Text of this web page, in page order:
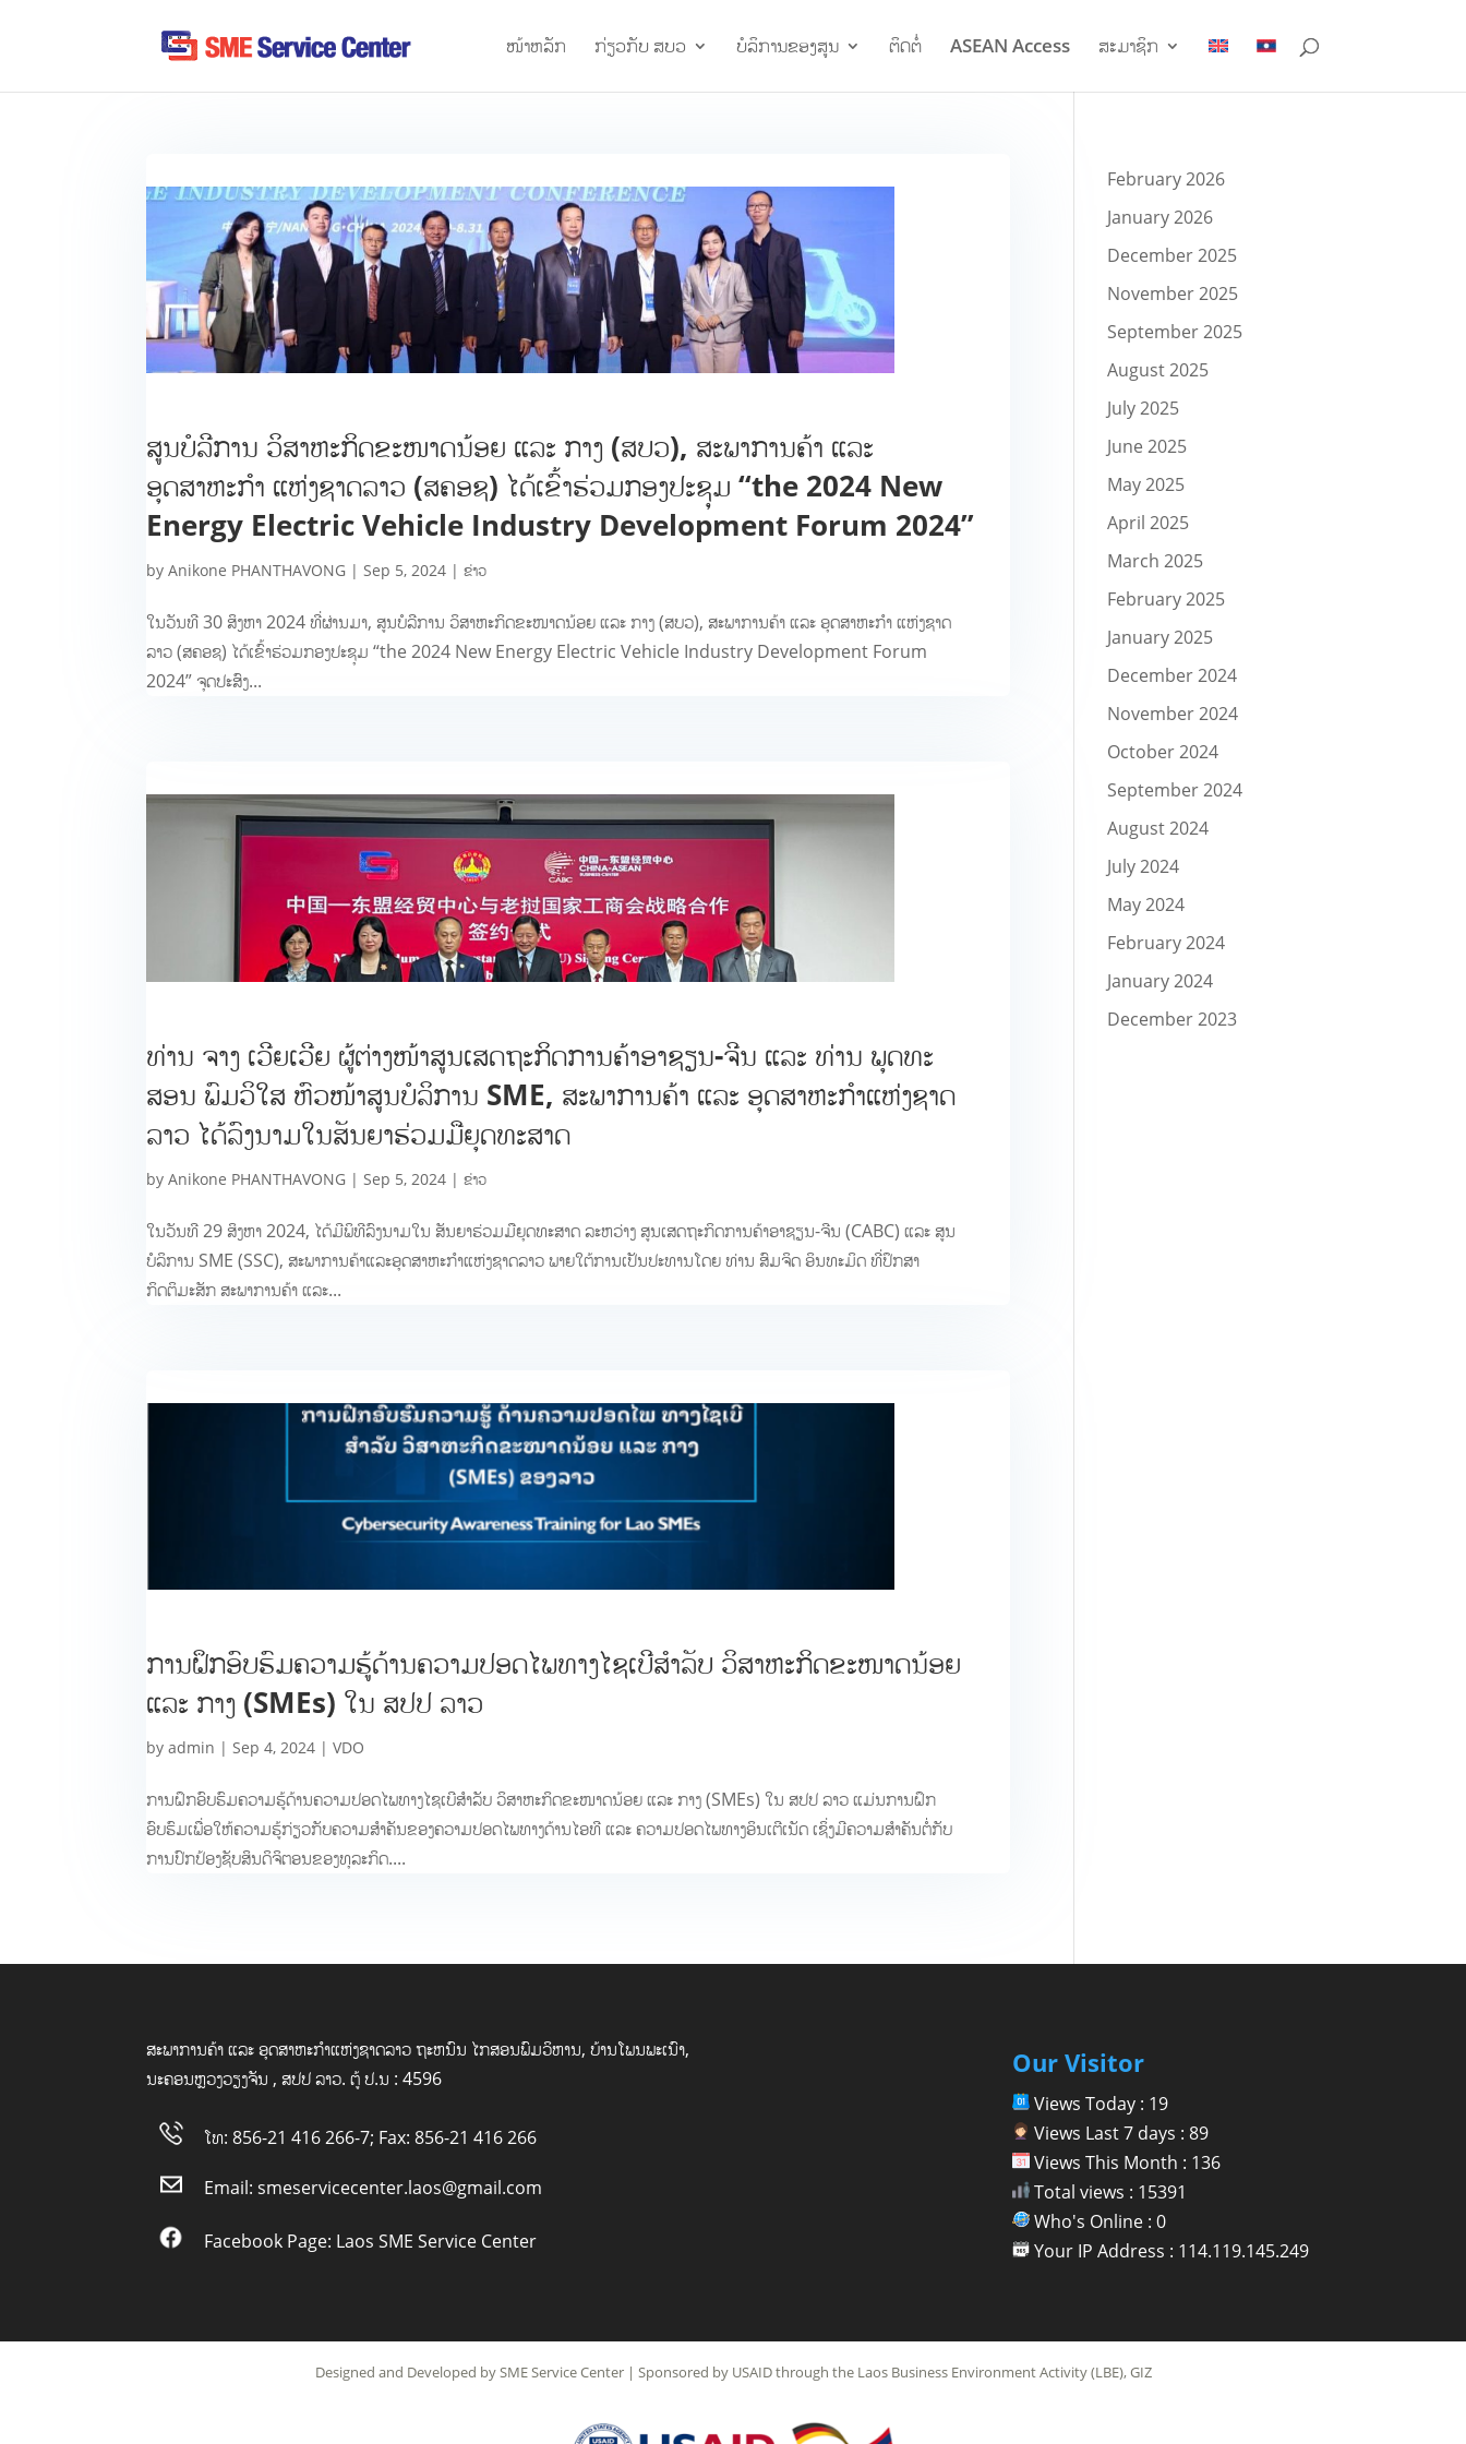
ໜ້າຫລັກ ກ່ຽວກັບ ສບວ ບໍລິການຂອງສູນ ຕິດຕໍ່ ASEAN Access ສະມາຊິກ
ສູນບໍລີການ ວິສາຫະກິດຂະໜາດນ້ອຍ ແລະ ກາງ (ສບວ), ສະພາການຄ້າ ແລະ
ອຸດສາຫະກຳ ແຫ່ງຊາດລາວ (ສຄອຊ) ໄດ້ເຂົ້າຮ່ວມກອງປະຊຸມ “the 2024 New
Energy Electric Vehicle Industry Development Forum 2024”
byAnikone PHANTHAVONG |Sep 5, 2024 |ຂ່າວ
ໃນວັນທີ 30 ສິງຫາ 2024 ທີ່ຜ່ານມາ, ສູນບໍລີການ ວິສາຫະກິດຂະໜາດນ້ອຍ ແລະ ກາງ (ສບວ), ສະພາການຄ້າ ແລະ ອຸດສາຫະກຳ ແຫ່ງຊາດ
ລາວ (ສຄອຊ) ໄດ້ເຂົ້າຮ່ວມກອງປະຊຸມ “the 2024 New Energy Electric Vehicle Industry Development Forum
2024” ຈຸດປະສົງ...
ທ່ານ ຈາງ ເວີຍເວີຍ ຜູ້ຕ່າງໜ້າສູນເສດຖະກິດການຄ້າອາຊຽນ-ຈີນ ແລະ ທ່ານ ພຸດທະ
ສອນ ພົມວິໃສ ຫົວໜ້າສູນບໍລິການ SME, ສະພາການຄ້າ ແລະ ອຸດສາຫະກຳແຫ່ງຊາດ
ລາວ ໄດ້ລົງນາມໃນສັນຍາຮ່ວມມືຍຸດທະສາດ
byAnikone PHANTHAVONG | Sep 5, 2024 |ຂ່າວ
ໃນວັນ​ທີ 29 ສິງຫາ 2024, ໄດ້​ມີພິທີລົງ​ນາມ​ໃນ ສັນຍາ​ຮ່ວມ​ມື​ຍຸດ​ທະ​ສາດ ລະຫວ່າງ ສູນ​ເສດຖະກິດ​ການ​ຄ້າ​ອາ​ຊຽນ-ຈີນ (CABC) ​ແລະ ສູນ
ບໍລິການ SME (SSC), ສະພາ​ການ​ຄ້າ​ແລະ​ອຸດສາຫະກຳ​ແຫ່ງ​ຊາດ​ລາວ​ ພາຍໃຕ້ການເປັນປະທານໂດຍ ທ່ານ ສົມຈິດ ອິນທະມິດ ທີ່ປຶກສາ
ກິດຕິມະສັກ ສະພາການຄ້າ ແລະ...
ການຝຶກອົບຮົມຄວາມຮູ້ດ້ານຄວາມປອດໄພທາງໄຊເບີສຳລັບ ວິສາຫະກິດຂະໜາດນ້ອຍ
ແລະ ກາງ (SMEs) ໃນ ສປປ ລາວ
byadmin |Sep 4, 2024 |VDO
ການຝຶກອົບຮົມຄວາມຮູ້ດ້ານຄວາມປອດໄພທາງໄຊເບີສຳລັບ ວິສາຫະກິດຂະໜາດນ້ອຍ ແລະ ກາງ (SMEs) ໃນ ສປປ ລາວ ແມ່ນການຝຶກ
ອົບຮົມເພື່ອໃຫ້ຄວາມຮູ້ກ່ຽວກັບຄວາມສໍາຄັນຂອງຄວາມປອດໄພທາງດ້ານໄອທີ ແລະ ຄວາມປອດໄພທາງອິນເຕີເນັດ ເຊິ່ງມີຄວາມສຳຄັນຕໍ່ກັບ
ການປົກປ້ອງຊັບສິນດິຈິຕອນຂອງທຸລະກິດ....
February 2026
January 2026
December 2025
November 2025
September 2025
August 2025
July 2025
June 2025
May 2025
April 2025
March 2025
February 2025
January 2025
December 2024
November 2024
October 2024
September 2024
August 2024
July 2024
May 2024
February 2024
January 2024
December 2023
ສະພາການຄ້າ ແລະ ອຸດສາຫະກໍາແຫ່ງຊາດລາວ ຖະຫນົນ ໄກສອນພົມວິຫານ, ບ້ານໂພນພະເນົາ,
ນະຄອນຫຼວງວຽງຈັນ , ສປປ ລາວ. ຕູ້ ປ.ນ : 4596
ໂທ: 856-21 416 266-7; Fax: 856-21 416 266
Email:smeservicecenter.laos@gmail.com
Facebook Page: Laos SME Service Center
Our Visitor
Views Today : 19
Views Last 7 days : 89
Views This Month : 136
Total views : 15391
Who's Online : 0
Your IP Address : 114.119.145.249
Designed and Developed by SME Service Center | Sponsored by USAID through the Laos Business Environment Activity (LBE), GIZ